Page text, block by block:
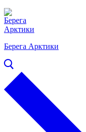
Берега Арктики